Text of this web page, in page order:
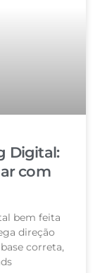
Digital:
com
bem feita
direção
correta,